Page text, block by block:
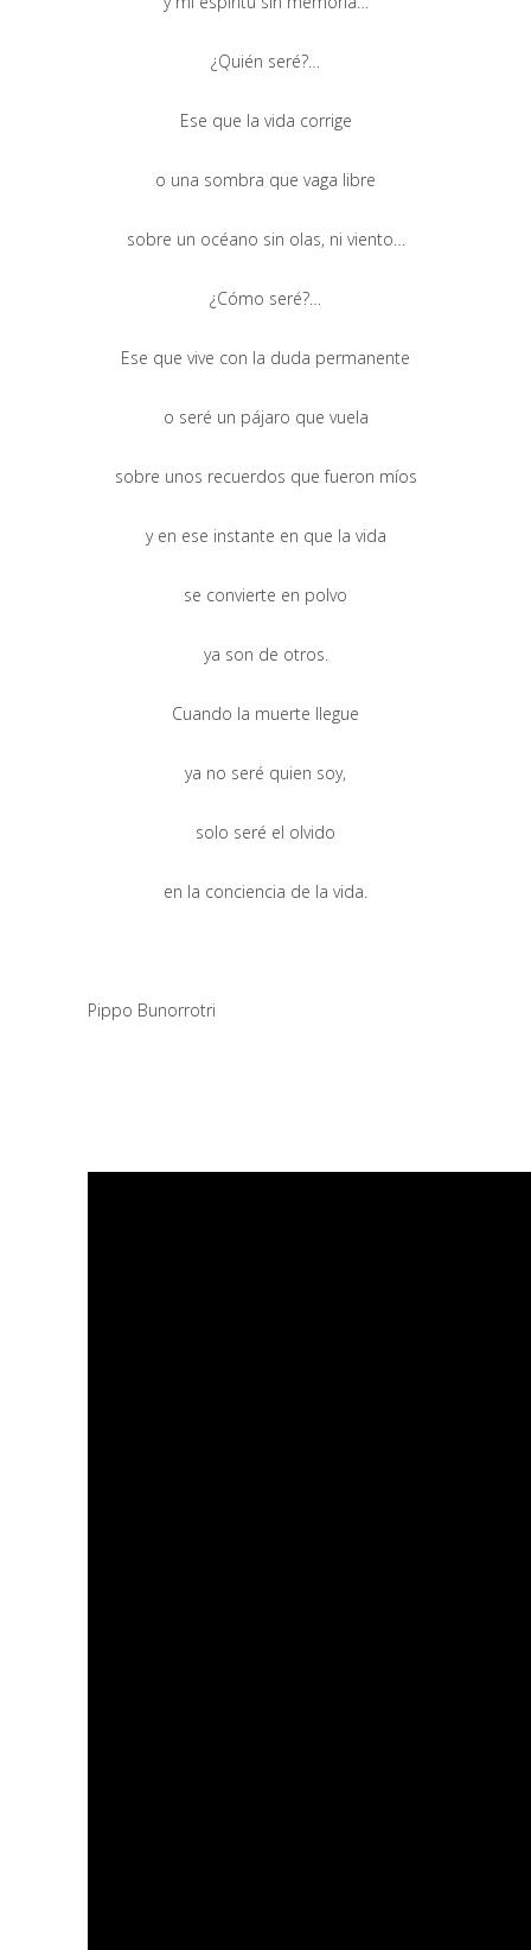
¿Quién seré?…
Ese que la vida corrige
o una sombra que vaga libre
sobre un océano sin olas, ni viento…
¿Cómo seré?…
Ese que vive con la duda permanente
o seré un pájaro que vuela
sobre unos recuerdos que fueron míos
y en ese instante en que la vida
se convierte en polvo
ya son de otros.
Cuando la muerte llegue
ya no seré quien soy,
solo seré el olvido
en la conciencia de la vida.
Pippo Bunorrotri